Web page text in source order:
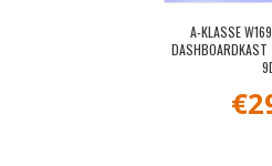
A-KLASSE
€